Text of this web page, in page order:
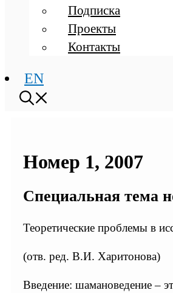
Подписка
Проекты
Контакты
EN
Номер 1, 2007
Специальная тема
Теоретические проблемы в
(отв. ред. В.И. Харитонова)
Введение: шамановедение –